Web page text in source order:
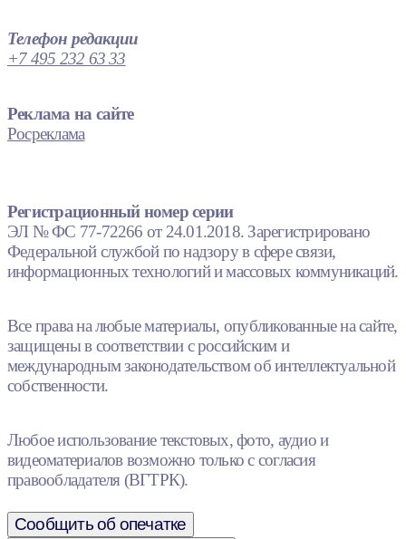
Телефон редакции
+7 495 232 63 33
Реклама на сайте
Росреклама
Регистрационный номер серии
ЭЛ № ФС 77-72266 от 24.01.2018. Зарегистрировано
Федеральной службой по надзору в сфере связи,
информационных технологий и массовых коммуникаций.
Все права на любые материалы, опубликованные на сайте,
защищены в соответствии с российским и
международным законодательством об интеллектуальной
собственности.
Любое использование текстовых, фото, аудио и
видеоматериалов возможно только с согласия
правообладателя (ВГТРК).
Сообщить об опечатке